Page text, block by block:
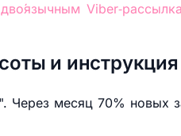
дво́язычным
и инструкция
Через месяц 70% новых